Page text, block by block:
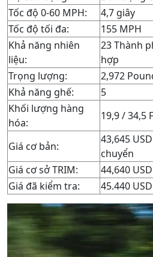
Tốc độ 0-60 MPH:
4,7 giây
Tốc độ tối đa:
155 MPH
Khả năng nhiên
liệu:
23 Thành
hợp
Trọng lượng:
2,972
Khả năng ghế:
5
Khối lượng hàng
hóa:
19,9 / 34,5
Giá cơ bản:
43,645
chuyển
Giá cơ sở TRIM:
44,640 USD
Giá đã kiểm tra:
45.440 USD